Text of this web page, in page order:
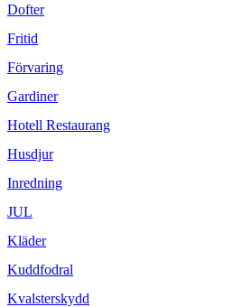
Dofter
Fritid
Förvaring
Gardiner
Hotell Restaurang
Husdjur
Inredning
JUL
Kläder
Kuddfodral
Kvalsterskydd